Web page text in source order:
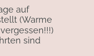
auf
(Warme
sind